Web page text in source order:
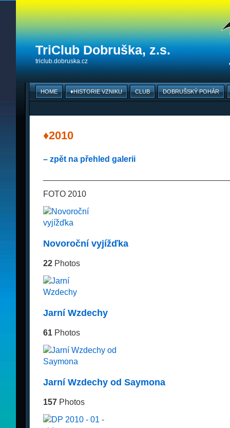
TriClub Dobruška, z.s.
triclub.dobruska.cz
HOME ♦HISTORIE VZNIKU CLUB DOBRUŠSKÝ POHÁR
♦2010
– zpět na přehled galerii
FOTO 2010
Novoroční vyjížďka
22Photos
Jarní Wzdechy
61Photos
Jarní Wzdechy od Saymona
157Photos